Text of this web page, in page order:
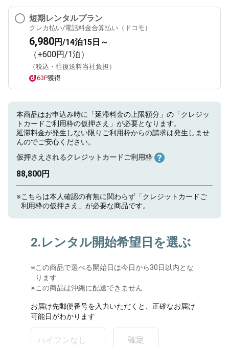
短期レンタルプラン
クレカ払い/電話料金合算払い（ドコモ）
6,980円/14泊15日～
（+600円/1泊）
（税込・往復送料当社負担）
63P獲得
本商品はお申込み時に「延滞料金の上限額分」の「クレジッ
トカードご利用枠の仮押さえ」が必要となります。
延滞料金が発生しない限りご利用枠からの請求は発生しませ
んのでご安心ください。
仮押さえされるクレジットカードご利用枠
88,800円
※こちらは本人確認の有無に関わらず「クレジットカードご
利用枠の仮押さえ」が必要な商品です。
2.レンタル開始希望日を選ぶ
※この商品で選べる開始日は今日から30日以内とな
ります
※この商品は沖縄に配送できません
お届け先郵便番号を入力いただくと、正確なお届け
可能日がわかります
確定